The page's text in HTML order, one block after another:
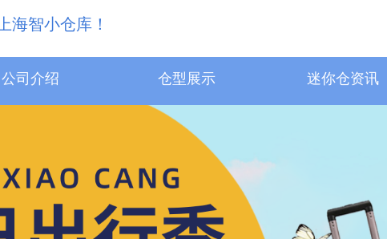
海智小仓库！
公司介绍 仓型展示 迷你仓资讯